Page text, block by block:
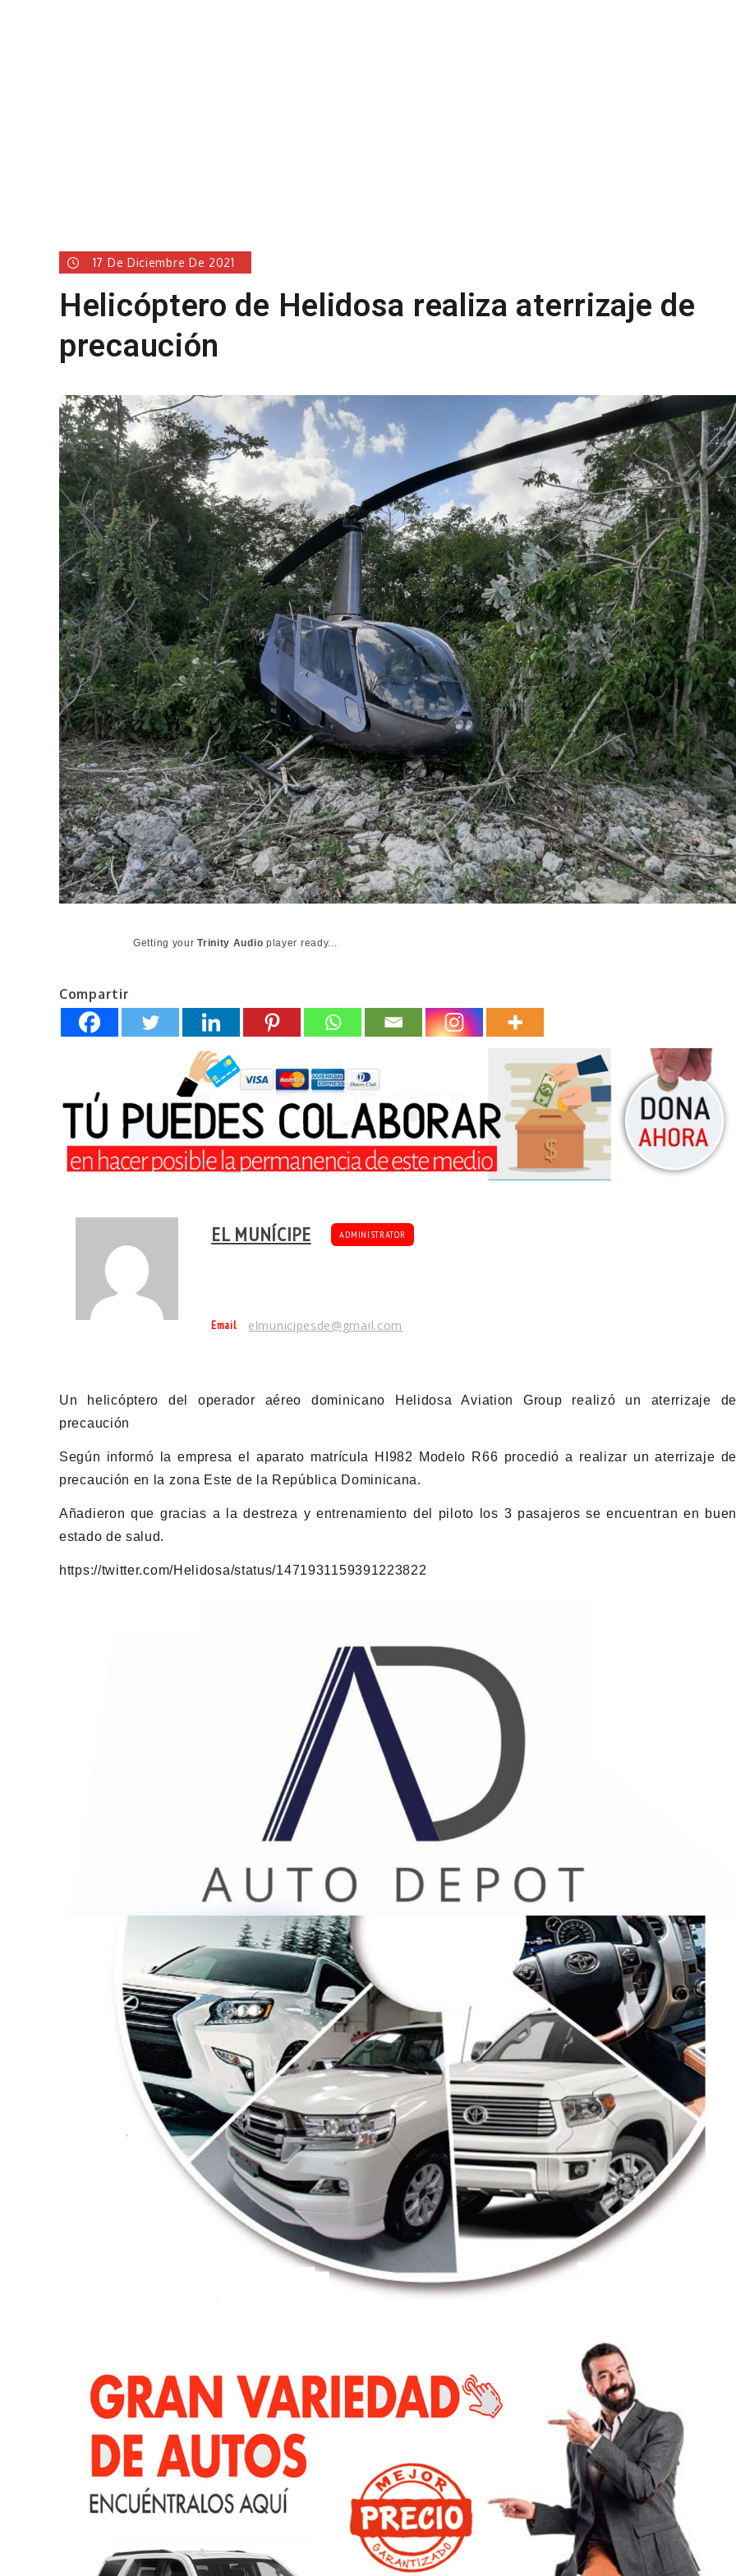
17 De Diciembre De 2021
Helicóptero de Helidosa realiza aterrizaje de
precaución
Getting yourTrinity Audio player ready...
Compartir
EL MUNÍCIPE ADMINISTRATOR
Email elmunicipesde@gmail.com
Un helicóptero del operador aéreo dominicano Helidosa Aviation Group realizó un aterrizaje de
precaución
Según informó la empresa el aparato matrícula HI982 Modelo R66 procedió a realizar un aterrizaje de
precaución en la zona Este de la República Dominicana.
Añadieron que gracias a la destreza y entrenamiento del piloto los 3 pasajeros se encuentran en buen
estado de salud.
https://twitter.com/Helidosa/status/1471931159391223822